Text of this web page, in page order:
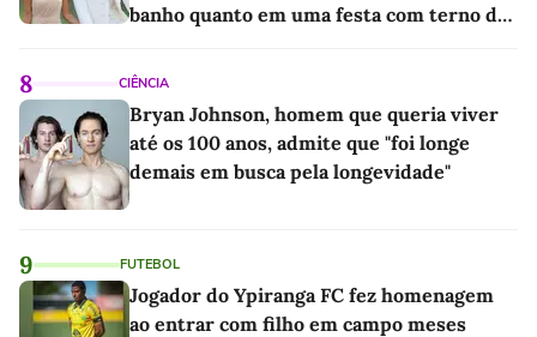
banho quanto em uma festa com terno de
8 CIÊNCIA
Bryan Johnson, homem que queria viver
até os 100 anos, admite que "foi longe
demais em busca pela longevidade"
9 FUTEBOL
Jogador do Ypiranga FC fez homenagem
ao entrar com filho em campo meses